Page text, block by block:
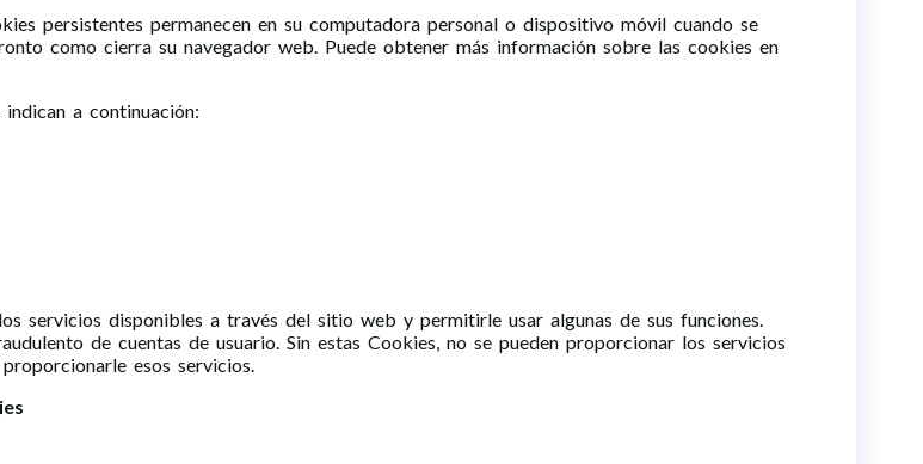
persistentes permanecen en su computadora personal o dispositivo móvil cuando se
como cierra su navegador web. Puede obtener más información sobre las cookies en
a continuación:
servicios disponibles a través del sitio web y permitirle usar algunas de sus funciones.
de cuentas de usuario. Sin estas Cookies, no se pueden proporcionar los servicios
esos servicios.